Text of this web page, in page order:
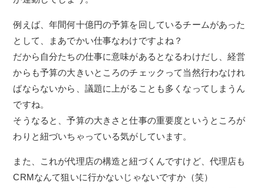
例えば、年間何十億円の予算を回しているチームがあった
として、まあでかい仕事なわけですよね？
だから自分たちの仕事に意味があるとなるわけだし、経営
からも予算の大きいところのチェックって当然行わなけれ
ばならないから、議題に上がることも多くなってしまうん
ですね。
そうなると、予算の大きさと仕事の重要度というところが
わりと紐づいちゃっている気がしています。
また、これが代理店の構造と紐づくんですけど、代理店も
CRMなんて狙いに行かないじゃないですか（笑）